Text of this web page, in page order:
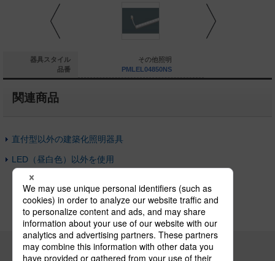
器具スタイル
品番
その他照明
その他照明
PMLEL04850NS
関連商品
直付型以外の建築化照明器具
LED（昼白色）以外を使用
パナソニックの電気設備 SNSアカウント